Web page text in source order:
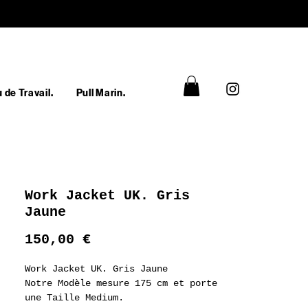
de Travail. Pull Marin.
Work Jacket UK. Gris
Jaune
150,00 €Prix
Work Jacket UK. Gris Jaune
Notre Modèle mesure 175 cm et porte
une Taille Medium.